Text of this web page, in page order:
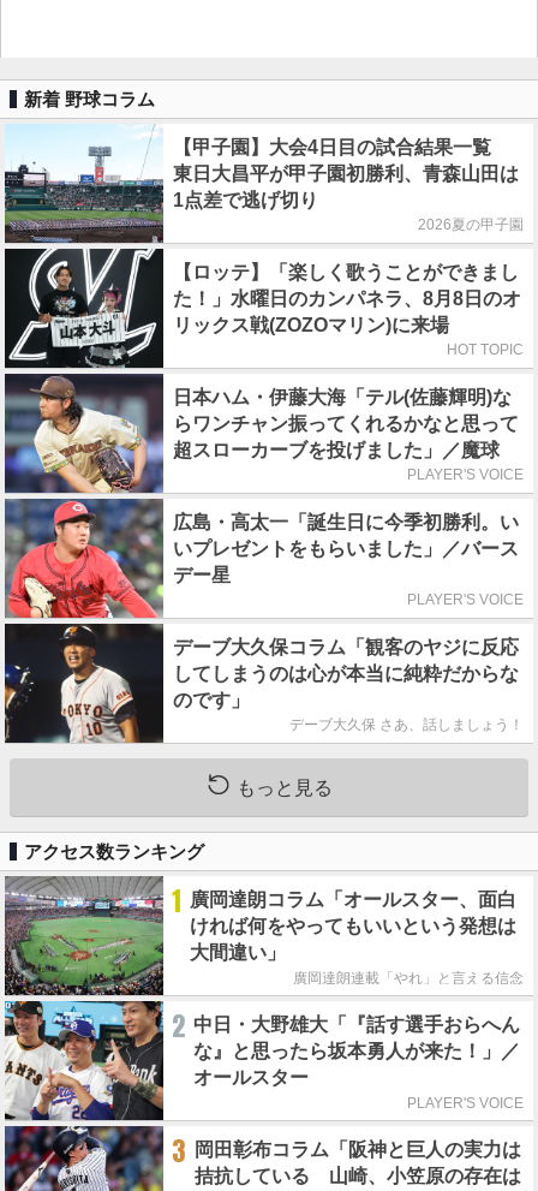
新着 野球コラム
【甲子園】大会4日目の試合結果一覧
東日大昌平が甲子園初勝利、青森山田は
1点差で逃げ切り
2026夏の甲子園
【ロッテ】「楽しく歌うことができまし
た！」水曜日のカンパネラ、8月8日のオ
リックス戦(ZOZOマリン)に来場
HOT TOPIC
日本ハム・伊藤大海「テル(佐藤輝明)な
らワンチャン振ってくれるかなと思って
超スローカーブを投げました」／魔球
PLAYER'S VOICE
広島・高太一「誕生日に今季初勝利。い
いプレゼントをもらいました」／バース
デー星
PLAYER'S VOICE
デーブ大久保コラム「観客のヤジに反応
してしまうのは心が本当に純粋だからな
のです」
デーブ大久保 さあ、話しましょう！
もっと見る
アクセス数ランキング
1 廣岡達朗コラム「オールスター、面白
ければ何をやってもいいという発想は
大間違い」
廣岡達朗連載「やれ」と言える信念
2 中日・大野雄大「『話す選手おらへん
な』と思ったら坂本勇人が来た！」／
オールスター
PLAYER'S VOICE
3
岡田彰布コラム「阪神と巨人の実力は
拮抗している 山崎、小笠原の存在は